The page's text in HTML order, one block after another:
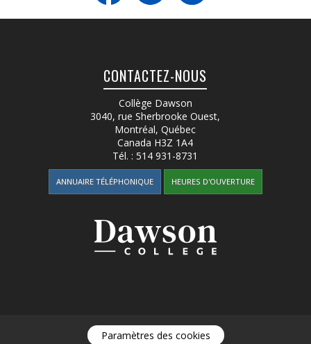
CONTACTEZ-NOUS
Collège Dawson
3040, rue Sherbrooke Ouest,
Montréal, Québec
Canada H3Z 1A4
Tél. :514 931-8731
ANNUAIRE TÉLÉPHONIQUE HEURES D'OUVERTURE
Paramètres des cookies